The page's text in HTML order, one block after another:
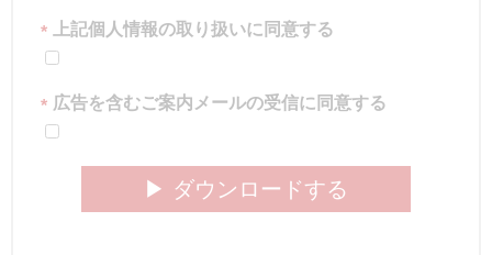
* 上記個人情報の取り扱いに同意する
* 広告を含むご案内メールの受信に同意する
▶︎ ダウンロードする